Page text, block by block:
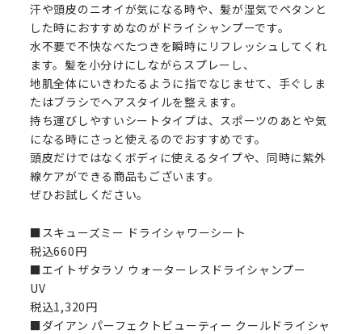
汗や頭皮のニオイが気になる時や、髪が湿気でペタンと
した時におすすめなのがドライシャンプーです。
水不要で不快なべたつきを瞬時にリフレッシュしてくれ
ます。髪を小分けにしながらスプレーし、
地肌全体にいきわたるように指でなじませて、手ぐしま
たはブラシでヘアスタイルを整えます。
持ち運びしやすいシートタイプは、スポーツのあとや気
になる時にさっと使えるのでおすすめです。
頭皮だけではなくボディに使えるタイプや、同時に紫外
線ケアができる商品もございます。
ぜひお試しください。
■スキューズミー ドライシャワーシート
税込660円
■エイトザタラソ ウォーターレスドライシャンプー
UV
税込1,320円
■ダイアン パーフェクトビューティー クールドライシャ